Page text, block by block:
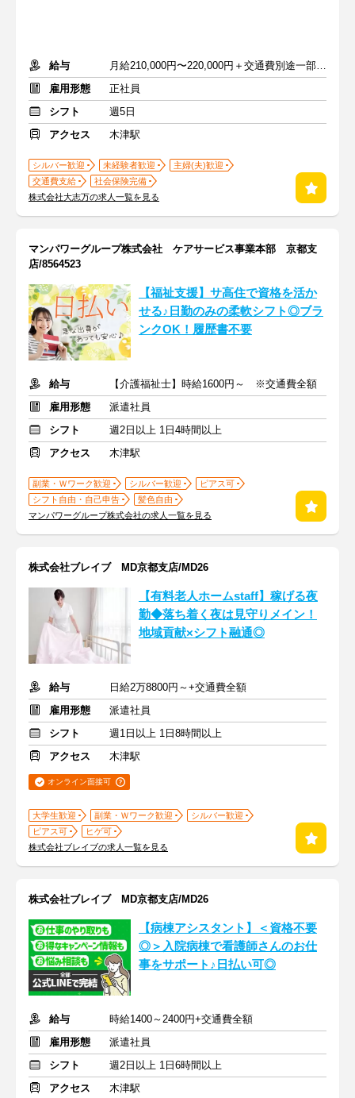
給与
月給210,000円〜220,000円＋交通費別途一部支給
雇用形態
正社員
シフト
週5日
アクセス
木津駅
シルバー歓迎 未経験者歓迎
主婦(夫)歓迎
交通費支給
社会保険完備
株式会社大志万の求人一覧を見る
マンパワーグループ株式会社 ケアサービス事業本部 京都支
店/8564523
【福祉支援】サ高住で資格を活か
せる♪日勤のみの柔軟シフト◎ブラ
ンクOK！履歴書不要
給与
【介護福祉士】時給1600円～ ※交通費全額
雇用形態
派遣社員
シフト
週2日以上 1日4時間以上
アクセス
木津駅
副業・Ｗワーク歓迎 シルバー歓迎
ピアス可
シフト自由・自己申告
髪色自由
マンパワーグループ株式会社の求人一覧を見る
株式会社ブレイブ MD京都支店/MD26
【有料老人ホームstaff】稼げる夜
勤◆落ち着く夜は見守りメイン！
地域貢献×シフト融通◎
給与
日給2万8800円～+交通費全額
雇用形態
派遣社員
シフト
週1日以上 1日8時間以上
アクセス
木津駅
オンライン面接可
大学生歓迎 副業・Ｗワーク歓迎
シルバー歓迎
ピアス可
ヒゲ可
株式会社ブレイブの求人一覧を見る
株式会社ブレイブ MD京都支店/MD26
【病棟アシスタント】＜資格不要
◎＞入院病棟で看護師さんのお仕
事をサポート♪日払い可◎
給与
時給1400～2400円+交通費全額
雇用形態
派遣社員
シフト
週2日以上 1日6時間以上
アクセス
木津駅